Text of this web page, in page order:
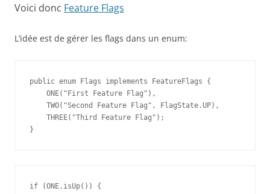
Voici donc Feature Flags
L’idée est de gérer les flags dans un enum:
public enum Flags implements FeatureFlags {
ONE("First Feature Flag"),
TWO("Second Feature Flag", FlagState.UP),
THREE("Third Feature Flag");
}
if (ONE.isUp()) {